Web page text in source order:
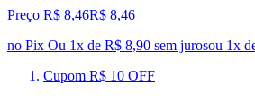
Preço R$ 8,46R$ 8,46
no Pix Ou 1x de R$ 8,90 sem jurosou 1x
Cupom R$ 10 OFF